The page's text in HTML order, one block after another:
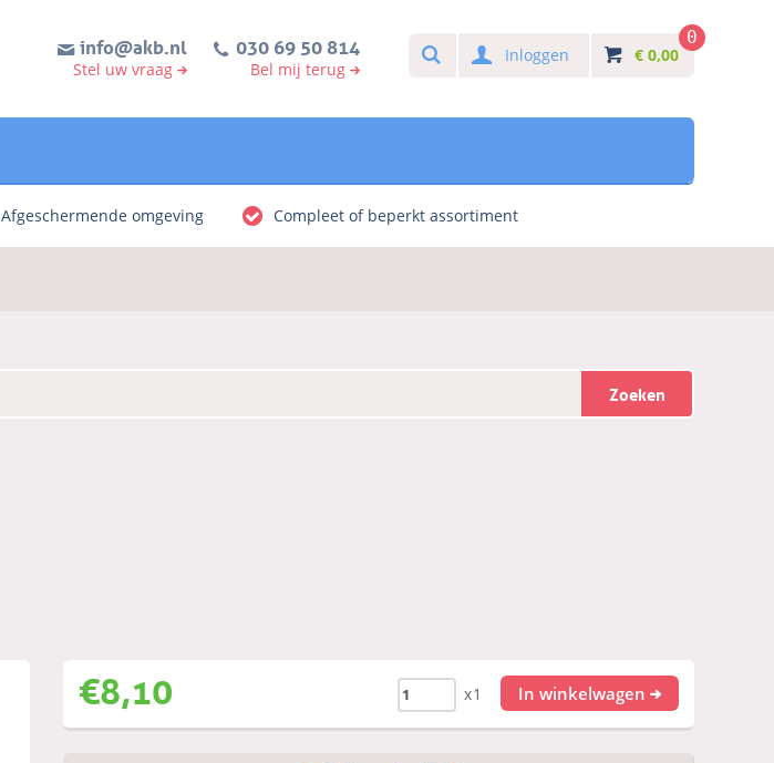
info@akb.nl
Stel uw vraag
030 69 50 814
Bel mij terug
SearchInloggen € 0,00
0
Afgeschermende omgeving Compleet of beperkt assortiment
Zoeken
€8,10 x1 In winkelwagen